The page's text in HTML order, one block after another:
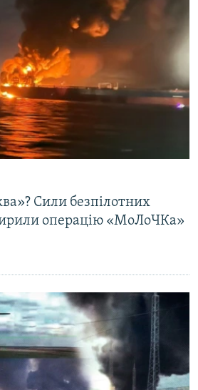
Сили безпілотних
операцію «МоЛоЧКа»